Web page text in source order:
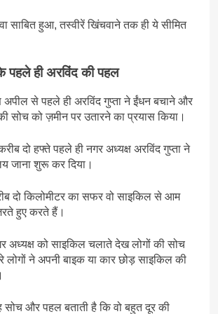
साबित हुआ, तस्वीरें खिंचवाने तक ही ये सीमित
पहले ही अरविंद की पहल
अपील से पहले ही अरविंद गुप्ता ने ईंधन बचाने और
सोच को ज़मीन पर उतारने का प्रयास किया।
दो हफ्ते पहले ही नगर अध्यक्ष अरविंद गुप्ता ने
जाना शुरू कर दिया।
दो किलोमीटर का सफर वो साइकिल से आम
हुए करते हैं।
अध्यक्ष को साइकिल चलाते देख लोगों की सोच
लोगों ने अपनी बाइक या कार छोड़ साइकिल की
सोच और पहल बताती है कि वो बहुत दूर की